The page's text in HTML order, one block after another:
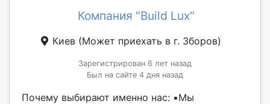
Компания "Build Lux"
Киев (Может приехать в г. Зборов)
Зарегистрирован 6 лет назад
Был на сайте 4 дня назад
Почему выбирают именно нас: ▪️Мы